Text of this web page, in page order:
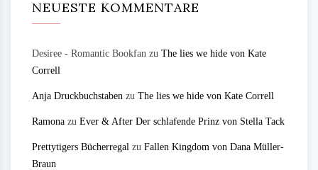
NEUESTE KOMMENTARE
Desiree - Romantic Bookfan zu The lies we hide von Kate
Correll
Anja Druckbuchstaben zu The lies we hide von Kate Correll
Ramona zu Ever & After Der schlafende Prinz von Stella Tack
Prettytigers Bücherregal zu Fallen Kingdom von Dana Müller-
Braun